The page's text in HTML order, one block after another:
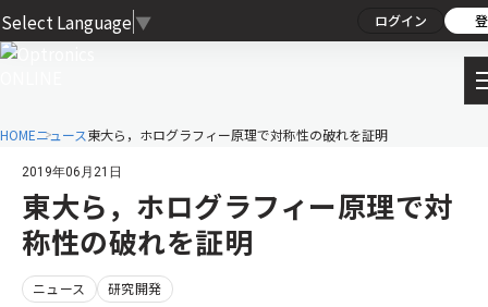
Select Language ▼ ログイン
HOMEニュース東大ら，ホログラフィー原理で対称性の破れを証明
2019年06月21日
東大ら，ホログラフィー原理で対
称性の破れを証明
ニュース 研究開発